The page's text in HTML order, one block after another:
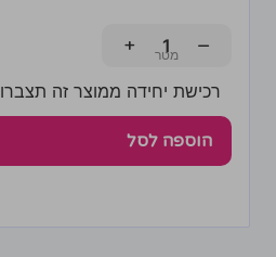
−
+
רכישת יחידה ממוצר זה תצברו 2 נקודות!
הוספה לסל